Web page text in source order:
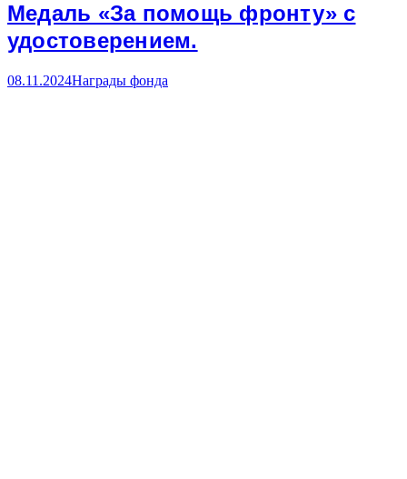
Медаль «За помощь фронту» с
удостоверением.
08.11.2024Награды фонда